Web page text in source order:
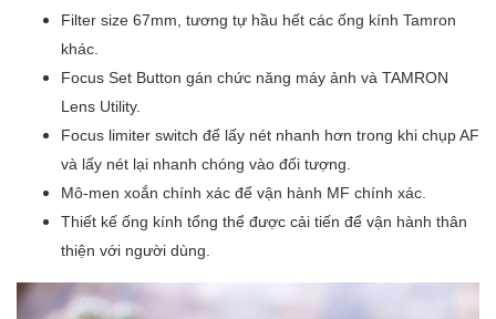
Filter size 67mm, tương tự hầu hết các ống kính Tamron
khác.
Focus Set Button gán chức năng máy ảnh và TAMRON
Lens Utility.
Focus limiter switch để lấy nét nhanh hơn trong khi chụp AF
và lấy nét lại nhanh chóng vào đối tượng.
Mô-men xoắn chính xác để vận hành MF chính xác.
Thiết kế ống kính tổng thể được cải tiến để vận hành thân
thiện với người dùng.